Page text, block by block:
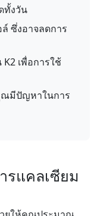
ทั้งวัน
ซึ่งอาจลดการ
เพื่อการใช้
ณมีปัญหาในการ
รแคลเซียม